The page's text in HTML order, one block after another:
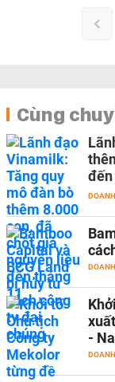
Cùng
đến
-